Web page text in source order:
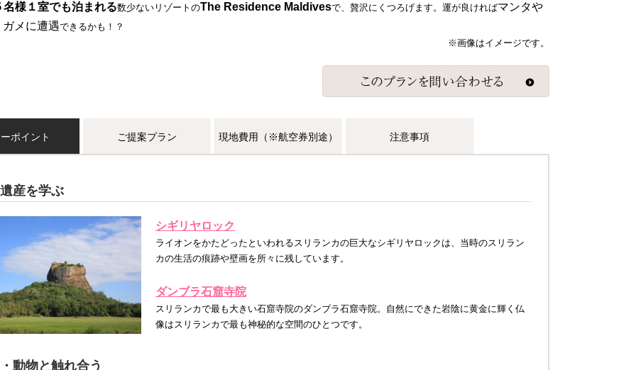
名様１室でも泊まれる数少ないリゾートのThe Residence Maldivesで、贅沢にくつろげます。運が良ければマンタや
メに遭遇できるかも！？
※画像はイメージです。
ポイント ご提案プラン 現地費用（※航空券別途） 注意事項
産を学ぶ
シギリヤロック
ライオンをかたどったといわれるスリランカの巨大なシギリヤロックは、当時のスリラン
カの生活の痕跡や壁画を所々に残しています。
ダンブラ石窟寺院
スリランカで最も大きい石窟寺院のダンブラ石窟寺院。自然にできた岩陰に黄金に輝く仏
像はスリランカで最も神秘的な空間のひとつです。
動物と触れ合う